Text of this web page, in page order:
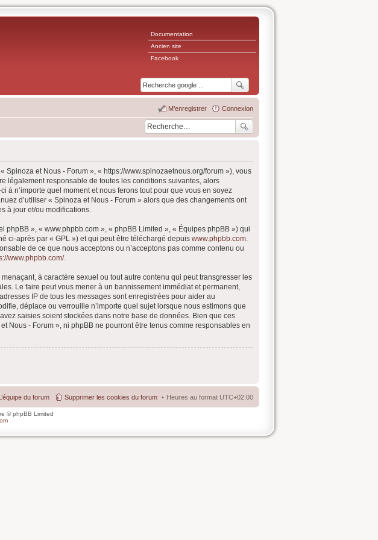
Documentation
Ancien site
Facebook
Connexion
M’enregistrer
et Nous - Forum », « https://www.spinozaetnous.org/forum »), vous
légalement responsable de toutes les conditions suivantes, alors
à n’importe quel moment et nous ferons tout pour que vous en soyez
d’utiliser « Spinoza et Nous - Forum » alors que des changements ont
à jour et/ou modifications.
», « www.phpbb.com », « phpBB Limited », « Équipes phpBB ») qui
ci-après par « GPL ») et qui peut être téléchargé depuis www.phpbb.com.
de ce que nous acceptons ou n’acceptons pas comme contenu ou
www.phpbb.com/.
à caractère sexuel ou tout autre contenu qui peut transgresser les
Le faire peut vous mener à un bannissement immédiat et permanent,
IP de tous les messages sont enregistrées pour aider au
déplace ou verrouille n’importe quel sujet lorsque nous estimons que
saisies soient stockées dans notre base de données. Bien que ces
Nous - Forum », ni phpBB ne pourront être tenus comme responsables en
Heures au format UTC+02:00
Supprimer les cookies du forum
du forum
© phpBB Limited